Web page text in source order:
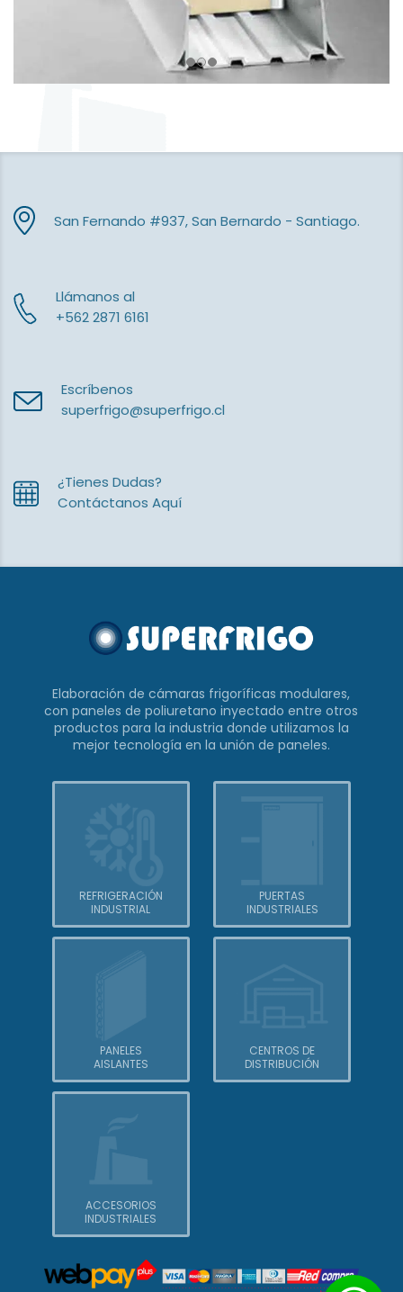
San Fernando #937, San Bernardo - Santiago.
Llámanos al
+562 2871 6161
Escríbenos
superfrigo@superfrigo.cl
¿Tienes Dudas?
Contáctanos Aquí
Elaboración de cámaras frigoríficas modulares,
con paneles de poliuretanoinyectado entre otros
productos para la industria donde utilizamos la
mejor tecnología en la unión de paneles.
REFRIGERACIÓN
INDUSTRIAL
PUERTAS
INDUSTRIALES
PANELES
AISLANTES
CENTROS DE
DISTRIBUCIÓN
ACCESORIOS
INDUSTRIALES